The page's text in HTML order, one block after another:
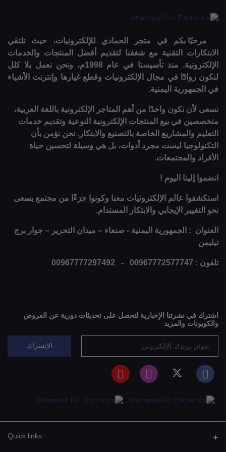
مرحبًا بكم في متجر الحمادي للإلكترونيات، حيث تلتقي
الابتكارات التقنية مع شغفنا لتقديم أفضل المنتجات والخدمات
الإلكترونية. منذ تأسيسنا في عام 1998م، ونحن نعمل بلا كلل
لنكون روادًا في مجال الإلكترونيات وقطع غيارها وإنترنت الأشياء
في الجمهورية اليمنية.
نسعى لأن نكون واحدًا من أهم المتاجر الإلكترونية باللغة العربية،
متخصصين في بيع المنتجات الإلكترونية النوعية وتقديم خدمات
التعليم والمشاريع الخاصة بالتصنيع والابتكار. نحن نؤمن بأن
التكنولوجيا ليست مجرد أدوات، بل هي وسيلة لتحسين حياة
الأفراد والمجتمعات.
انضموا إلينا اليوم !
استكشفوا عالم الإلكترونيات معنا وكونوا جزءًا من مجتمع يسعى
نحو التغيير الإيجابي والابتكار المستدام.
العنوان : الجمهورية اليمنية - صنعاء – ميدان التحرير – جوار برج
تيليمن
تلفون : 00967772577747 - 00967777297492
اشترك في نشرتنا الإخبارية لتحصل على تحديثات دورية عن العروض
والكوبونات والمزيد
الإشتراك
Quick links